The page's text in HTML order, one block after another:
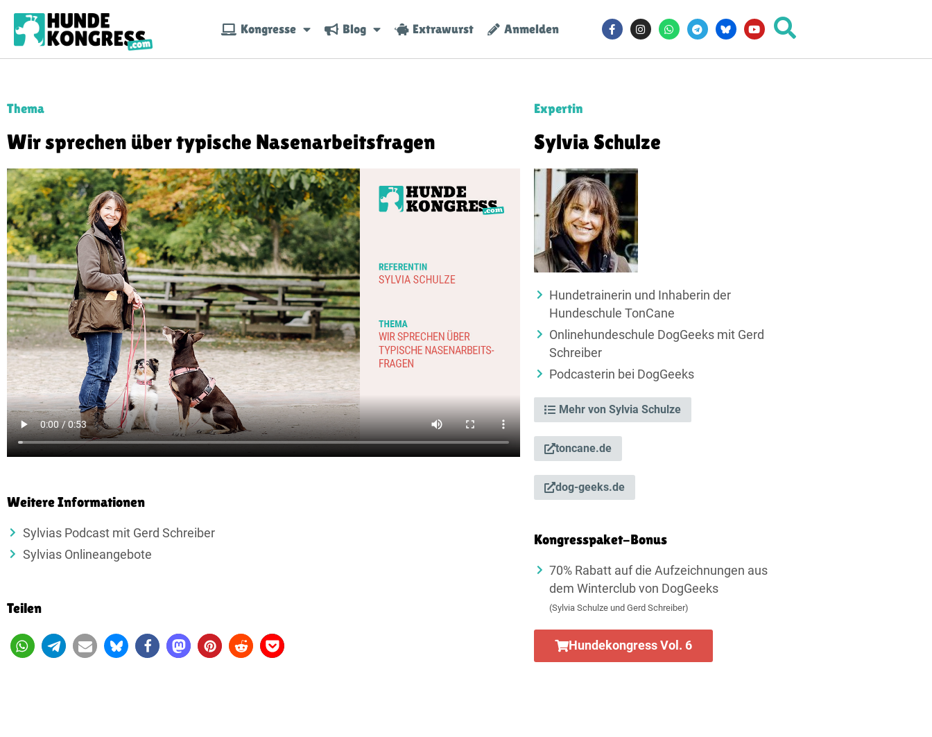
Kongresse Blog Extrawurst Anmelden
Thema
Wir sprechen über typische Nasenarbeitsfragen
Weitere Informationen
Sylvias Podcast mit Gerd Schreiber
Sylvias Onlineangebote
Teilen
Expertin
Sylvia Schulze
Hundetrainerin und Inhaberin der
Hundeschule TonCane
Onlinehundeschule DogGeeks mit Gerd
Schreiber
Podcasterin bei DogGeeks
Mehr von Sylvia Schulze
toncane.de
dog-geeks.de
Kongresspaket-Bonus
70% Rabatt auf die Aufzeichnungen aus
dem Winterclub von DogGeeks
(Sylvia Schulze und Gerd Schreiber)
Hundekongress Vol. 6